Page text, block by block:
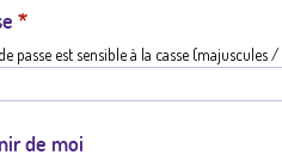
*
passe est sensible à la casse (majuscules
de moi